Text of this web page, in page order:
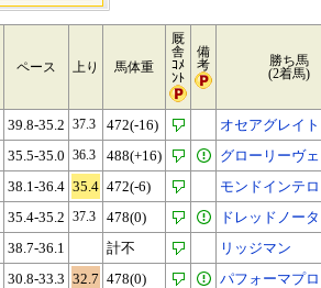
ペース 上り 馬体重
厩
舎
ｺﾒ
ﾝﾄ
備
考
勝ち馬
(2着馬)
39.8-35.2 37.3 472(-16)
オセアグレイト
35.5-35.0 36.3 488(+16)
グローリーヴ
38.1-36.4 35.4 472(-6)
モンドインテロ
35.4-35.2 37.3 478(0)
ドレッドノー
38.7-36.1 計不
リッジマン
30.8-33.3 32.7 478(0)
パフォーマプ